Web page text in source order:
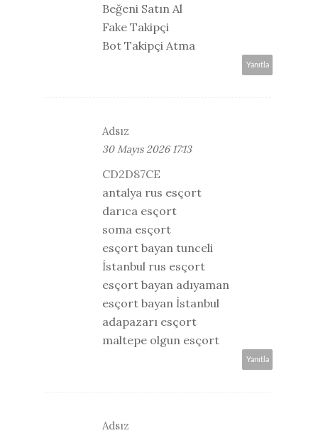
Beğeni Satın Al
Fake Takipçi
Bot Takipçi Atma
Yanıtla
Adsız
30 Mayıs 2026 17:13
CD2D87CE
antalya rus esçort
darıca esçort
soma esçort
esçort bayan tunceli
İstanbul rus esçort
esçort bayan adıyaman
esçort bayan İstanbul
adapazarı esçort
maltepe olgun esçort
Yanıtla
Adsız